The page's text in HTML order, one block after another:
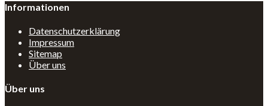
Informationen
Datenschutzerklärung
Impressum
Sitemap
Über uns
Über uns